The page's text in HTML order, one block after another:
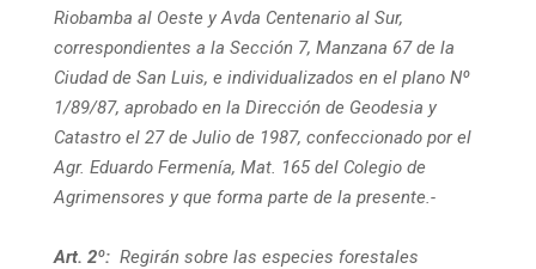
Riobamba al Oeste y Avda Centenario al Sur,
correspondientes a la Sección 7, Manzana 67 de la
Ciudad de San Luis, e individualizados en el plano Nº
1/89/87, aprobado en la Dirección de Geodesia y
Catastro el 27 de Julio de 1987, confeccionado por el
Agr. Eduardo Fermenía, Mat. 165 del Colegio de
Agrimensores y que forma parte de la presente.-
Art. 2º: Regirán sobre las especies forestales